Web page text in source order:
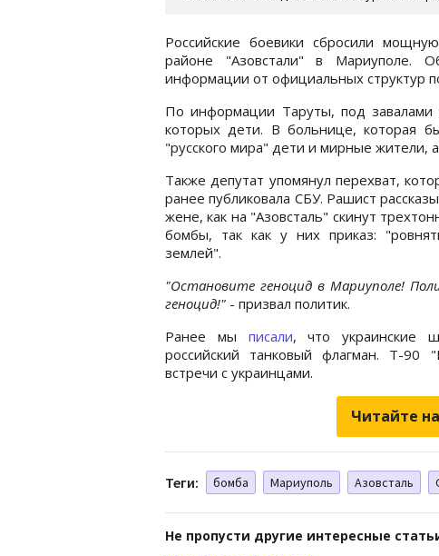
Российские боевики сбросили
районе "Азовстали" в Мариуполе.
информации от официальных структур
По информации Таруты, под завалами
которых дети. В больнице, которая
"русского мира" дети и мирные жители,
Также депутат упомянул перехват,
ранее публиковала СБУ. Рашист
жене, как на "Азовсталь" скинут
бомбы, так как у них приказ:
землей".
"Остановите геноцид в Мариуполе!
геноцид!" - призвал политик.
Ранее мы писали, что украинские
российский танковый флагман. Т-90
встречи с украинцами.
Читайте
Теги: бомба Мариуполь Азовсталь
Не пропусти другие интересные